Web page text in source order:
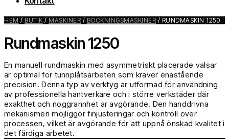
HEM / BUTIK / MASKINER / BOCKNINGSMASKINER / RUNDMASKIN 1250
Rundmaskin 1250
En manuell rundmaskin med asymmetriskt placerade valsar
är optimal för tunnplåtsarbeten som kräver enastående
precision. Denna typ av verktyg är utformad för användning
av professionella hantverkare och i större verkstäder där
exakthet och noggrannhet är avgörande. Den handdrivna
mekanismen möjliggör finjusteringar och kontroll över
processen, vilket är avgörande för att uppnå önskad kvalitet i
det färdiga arbetet.